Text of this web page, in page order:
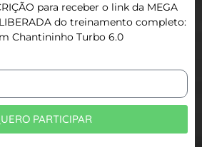
para receber o link da MEGA
do treinamento completo:
Chantininho Turbo 6.0
PARTICIPAR